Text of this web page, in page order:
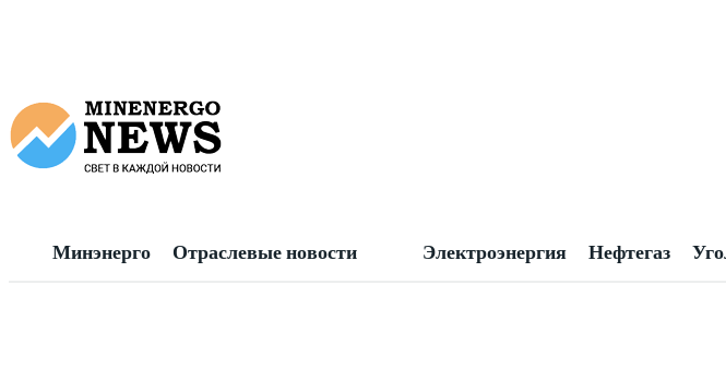
Минэнерго Отраслевые новости Электроэнергия Нефтегаз